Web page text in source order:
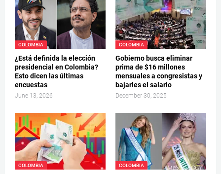
COLOMBIA
¿Está definida la elección
presidencial en Colombia?
Esto dicen las últimas
encuestas
June 13, 2026
COLOMBIA
Gobierno busca eliminar
prima de $16 millones
mensuales a congresistas y
bajarles el salario
December 30, 2025
COLOMBIA COLOMBIA